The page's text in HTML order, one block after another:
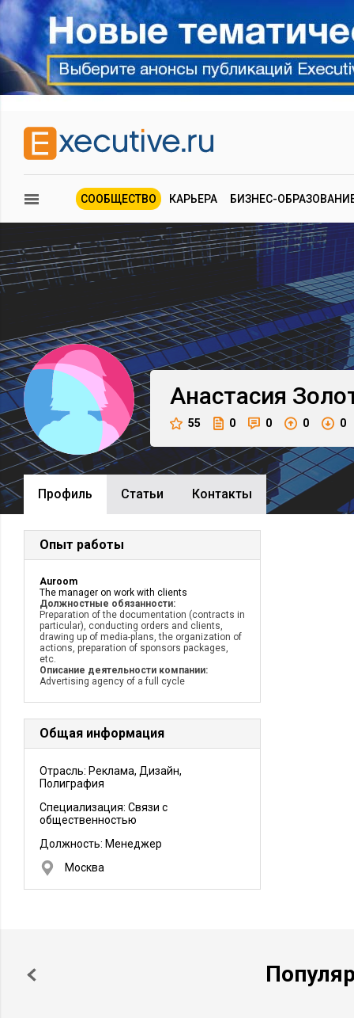
СООБЩЕСТВО КАРЬЕРА БИЗНЕС-
Анастасия
55 0 0 0 0
Профиль Cтатьи Контакты
Опыт работы
Auroom
The manager on work with clients
Должностные обязанности:
Preparation of the documentation (contracts in
particular), conducting orders and clients,
drawing up of media-plans, the organization of
actions, preparation of sponsors packages,
etc.
Описание деятельности компании:
Advertising agency of a full cycle
Общая информация
Отрасль: Реклама, Дизайн,
Полиграфия
Специализация: Связи с
общественностью
Должность: Менеджер
Москва